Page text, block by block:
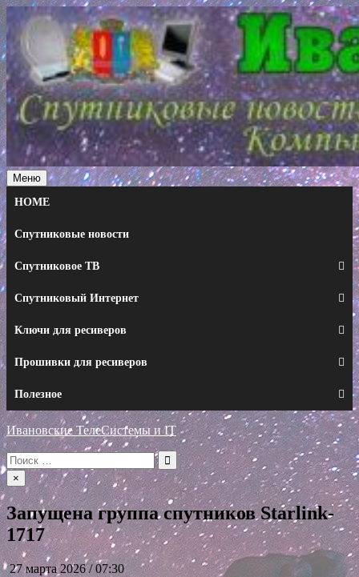
Перейти
к
содержимому
Меню
HOME
Спутниковые новости
Спутниковое ТВ
Спутниковый Интернет
Ключи для ресиверов
Прошивки для ресиверов
Полезное
Ивановские ТелеСистемы и IT
Искать:
×
Запущена группа спутников Starlink-
1717
27 марта 2026 / 07:30